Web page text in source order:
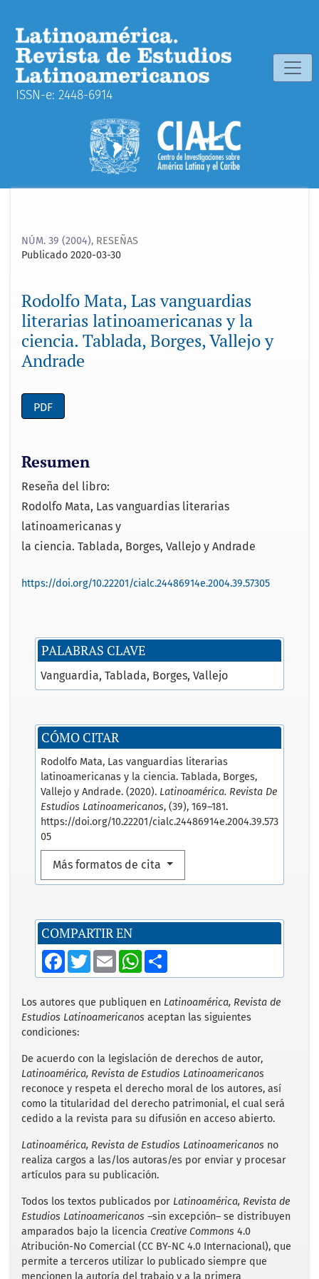
ISSN-e: 2448-6914
NÚM. 39 (2004), RESEÑAS
Rodolfo Mata, Las vanguardias
literarias latinoamericanas y la
ciencia. Tablada, Borges, Vallejo y
Andrade
Publicado 2020-03-30
PDF
PALABRAS CLAVE
Vanguardia Tablada Borges Vallejo
CÓMO CITAR
Rodolfo Mata, Las vanguardias literarias
latinoamericanas y la ciencia. Tablada, Borges,
Vallejo y Andrade. (2020). Latinoamérica. Revista De
Estudios Latinoamericanos, (39), 169–181.
https://doi.org/10.22201/cialc.24486914e.2004.39.573
05
Más formatos de cita
COMPARTIR EN
F
a
c
b
o
o
k
T
w
i
t
e
r
E
m
a
l
W
a
s
A
p
S
a
e
Resumen
Reseña del libro:
Rodolfo Mata, Las vanguardias literarias
latinoamericanas y
la ciencia. Tablada, Borges, Vallejo y Andrade
https://doi.org/10.22201/cialc.24486914e.2004.39.57305
Los autores que publiquen en Latinoamérica, Revista de
Estudios Latinoamericanos aceptan las siguientes
condiciones:
De acuerdo con la legislación de derechos de autor,
Latinoamérica, Revista de Estudios Latinoamericanos
reconoce y respeta el derecho moral de los autores, así
como la titularidad del derecho patrimonial, el cual será
cedido a la revista para su difusión en acceso abierto.
Latinoamérica, Revista de Estudios Latinoamericanos no
realiza cargos a las/los autoras/es por enviar y procesar
artículos para su publicación.
Todos los textos publicados por Latinoamérica, Revista de
Estudios Latinoamericanos –sin excepción– se distribuyen
amparados bajo la licencia Creative Commons 4.0
Atribución-No Comercial (CC BY-NC 4.0 Internacional), que
permite a terceros utilizar lo publicado siempre que